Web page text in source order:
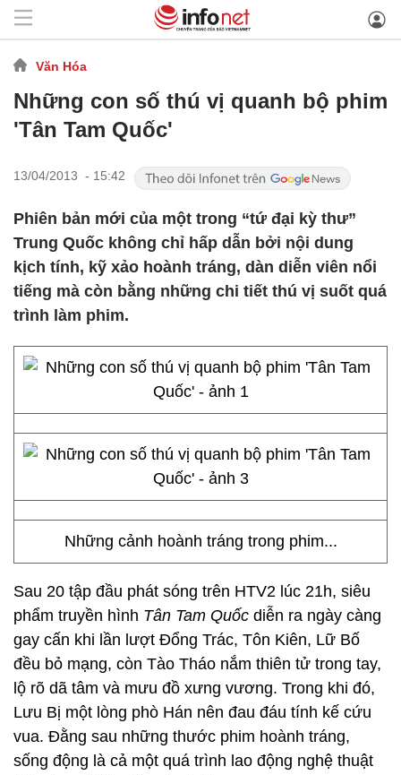
Văn Hóa
Những con số thú vị quanh bộ phim
'Tân Tam Quốc'
13/04/2013 - 15:42
Phiên bản mới của một trong “tứ đại kỳ thư”
Trung Quốc không chỉ hấp dẫn bởi nội dung
kịch tính, kỹ xảo hoành tráng, dàn diễn viên nổi
tiếng mà còn bằng những chi tiết thú vị suốt quá
trình làm phim.
Những cảnh hoành tráng trong phim...
Sau 20 tập đầu phát sóng trên HTV2 lúc 21h, siêu
phẩm truyền hình Tân Tam Quốc diễn ra ngày càng
gay cấn khi lần lượt Đổng Trác, Tôn Kiên, Lữ Bố
đều bỏ mạng, còn Tào Tháo nắm thiên tử trong tay,
lộ rõ dã tâm và mưu đồ xưng vương. Trong khi đó,
Lưu Bị một lòng phò Hán nên đau đáu tính kế cứu
vua. Đằng sau những thước phim hoành tráng,
sống động là cả một quá trình lao động nghệ thuật